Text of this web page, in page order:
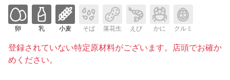
卵 乳 小麦 そば 落花生 えび かに クルミ
登録されていない特定原材料がございます。店頭でお確か
めください。